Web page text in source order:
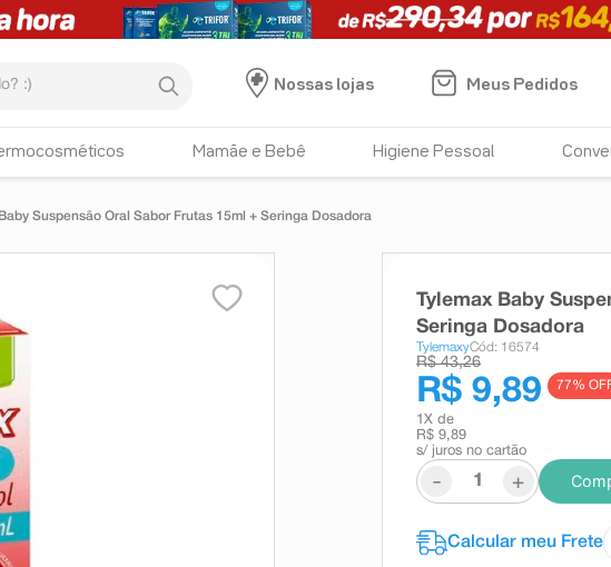
Nossas lojas
Meus Pedidos
Mamãe e Bebê Higiene Pessoal
Suspensão Oral Sabor Frutas 15ml + Seringa Dosadora
Tylemax Baby
Seringa Dosadora
TylemaxyCód: 16574
R$ 43,26
R$ 9,89 77%
1 X de
R$ 9,89
s/ juros no cartão
- +